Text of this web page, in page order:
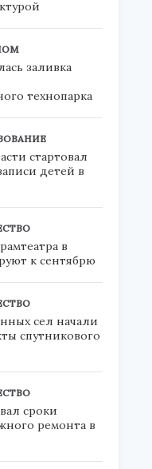
заливка
технопарка
стартовал
детей в
в
к сентябрю
сел начали
спутникового
сроки
ремонта в